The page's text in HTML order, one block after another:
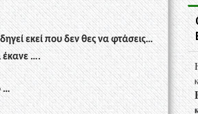
εκεί που δεν θες να φτάσεις…
έκανε ….
…